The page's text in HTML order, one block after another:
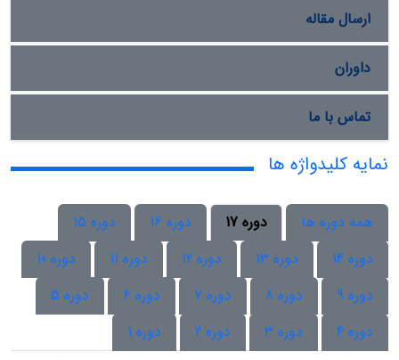
ارسال مقاله
داوران
تماس با ما
نمایه کلیدواژه ها
همه دوره ها دوره 17 دوره 16
دوره 15
دوره 14
دوره 13 دوره 12 دوره 11
دوره 10
دوره 9
دوره 8 دوره 7 دوره 6
دوره 5
دوره 4
دوره 3 دوره 2 دوره 1